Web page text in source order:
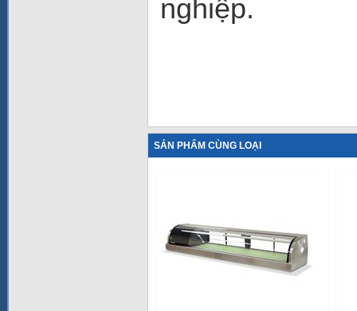
nghiệp.
SẢN PHẨM CÙNG LOẠI